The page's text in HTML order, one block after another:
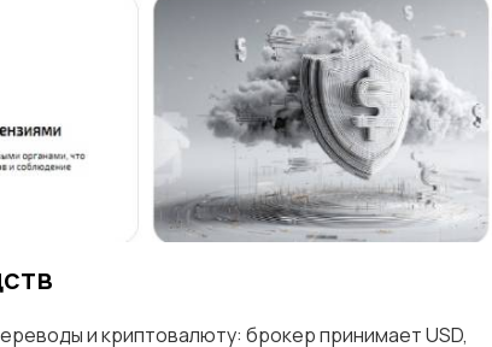
и криптовалюту: брокер принимает USD,